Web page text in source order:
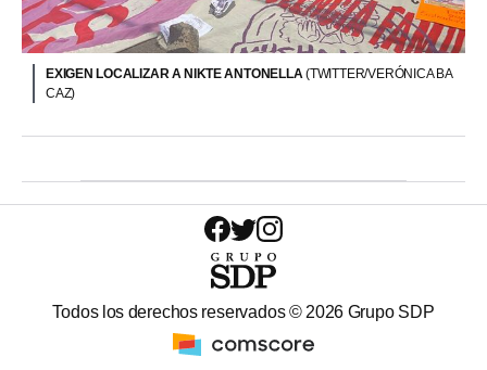
EXIGEN LOCALIZAR A NIKTE ANTONELLA (TWITTER/VERÓNICA BA
CAZ)
Todos los derechos reservados © 2026 Grupo SDP